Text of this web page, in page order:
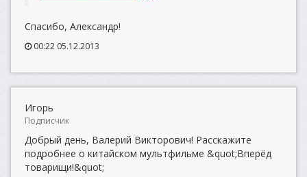
Спасибо, Александр!
00:22 05.12.2013
Игорь
Подписчик
Добрый день, Валерий Викторович! Расскажите
подробнее о китайском мультфильме &quot;Вперёд
товарищи!&quot;